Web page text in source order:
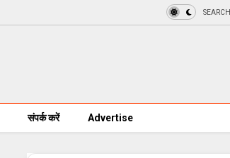
SEARCH
संपर्क करें Advertise